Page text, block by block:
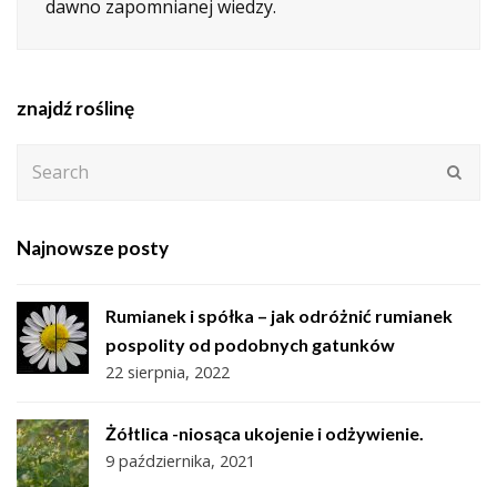
dawno zapomnianej wiedzy.
znajdź roślinę
Najnowsze posty
Rumianek i spółka – jak odróżnić rumianek
pospolity od podobnych gatunków
22 sierpnia, 2022
Żółtlica -niosąca ukojenie i odżywienie.
9 października, 2021